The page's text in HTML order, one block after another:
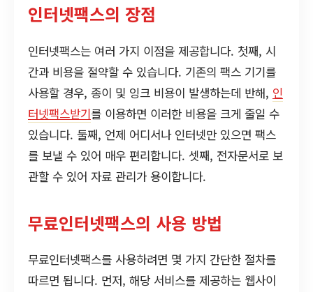
인터넷팩스의 장점
인터넷팩스는 여러 가지 이점을 제공합니다. 첫째, 시
간과 비용을 절약할 수 있습니다. 기존의 팩스 기기를
사용할 경우, 종이 및 잉크 비용이 발생하는데 반해, 인
터넷팩스받기를 이용하면 이러한 비용을 크게 줄일 수
있습니다. 둘째, 언제 어디서나 인터넷만 있으면 팩스
를 보낼 수 있어 매우 편리합니다. 셋째, 전자문서로 보
관할 수 있어 자료 관리가 용이합니다.
무료인터넷팩스의 사용 방법
무료인터넷팩스를 사용하려면 몇 가지 간단한 절차를
따르면 됩니다. 먼저, 해당 서비스를 제공하는 웹사이